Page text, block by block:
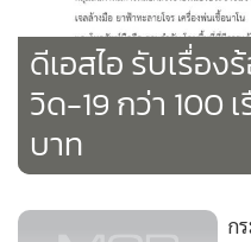
ดีเอสไอ รับเรื่อ
วิด-19 กว่า 100
บาท
ก